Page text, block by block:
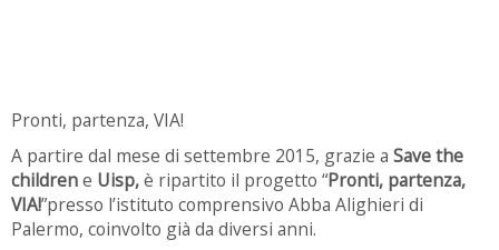
Pronti, partenza, VIA!
A partire dal mese di settembre 2015, grazie a Save the
childrene Uisp,è ripartito il progetto “Pronti, partenza,
VIA!”presso l’istituto comprensivo Abba Alighieri di
Palermo, coinvolto già da diversi anni.